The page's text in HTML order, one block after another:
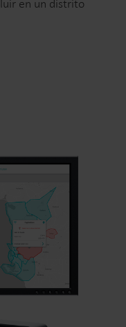
en un distrito